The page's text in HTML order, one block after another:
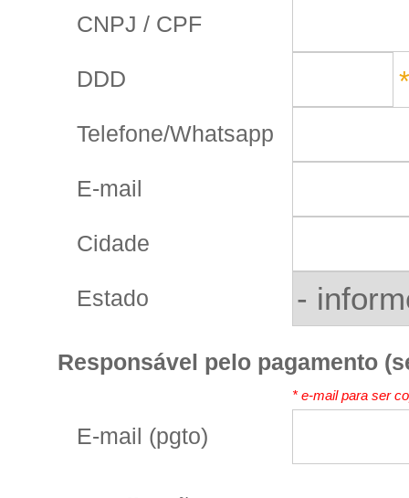
CNPJ / CPF
DDD *
Telefone/Whatsapp
E-mail
Cidade
Estado
Responsável pelo pagamento
* e-mail para ser
E-mail (pgto)